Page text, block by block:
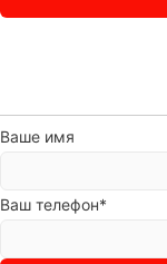
Ваше имя
Ваш телефон*